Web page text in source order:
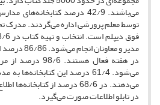
در هفته فعال
می‌شود. 61/4 درصد این
می‌دهند. در 68/6 درصد از
در تابلو اطلاعات صورت می‌گیرد.